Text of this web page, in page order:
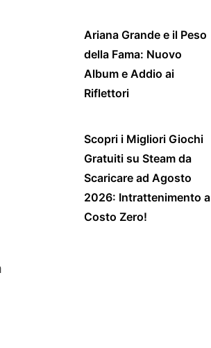
Ariana Grande e il Peso
della Fama: Nuovo
Album e Addio ai
Riflettori
Scopri i Migliori Giochi
Gratuiti su Steam da
Scaricare ad Agosto
2026: Intrattenimento a
Costo Zero!